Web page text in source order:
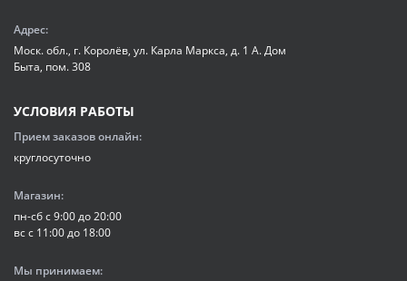
Адрес:
Моск. обл., г. Королёв, ул. Карла Маркса, д. 1 А. Дом
Быта, пом. 308
УСЛОВИЯ РАБОТЫ
Прием заказов онлайн:
круглосуточно
Магазин:
пн-сб с 9:00 до 20:00
вс с 11:00 до 18:00
Мы принимаем: